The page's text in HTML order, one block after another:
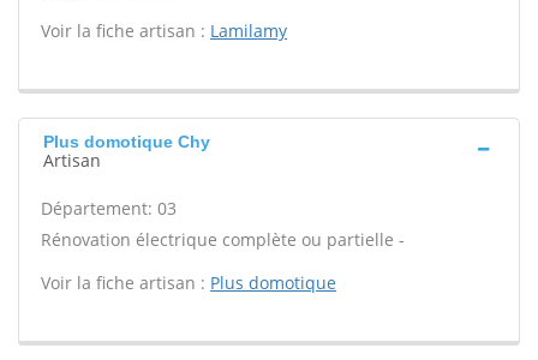
Voir la fiche artisan : Lamilamy
Plus domotique Chy
Artisan
Département: 03
Rénovation électrique complète ou partielle -
Voir la fiche artisan : Plus domotique